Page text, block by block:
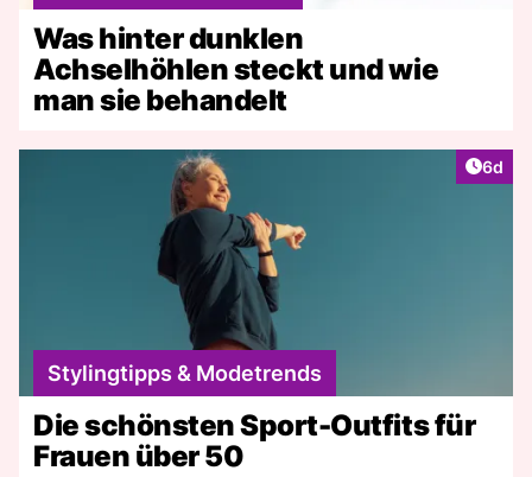
Was hinter dunklen
Achselhöhlen steckt und wie
man sie behandelt
6d
Stylingtipps & Modetrends
Die schönsten Sport-Outfits für
Frauen über 50